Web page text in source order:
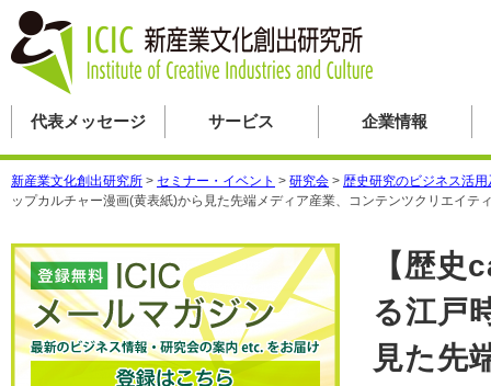
代表メッセージ サービス 企業情報
新産業文化創出研究所 > セミナー・イベント > 研究会 > 歴史研究のビジネス活
ップカルチャー漫画(黄表紙)から見た先端メディア産業、コンテンツクリエイ
【歴
る江戸
見た先